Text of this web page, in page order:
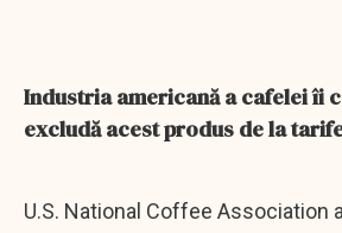
Industria americană a cafelei îi
excludă acest produs de la
U.S. National Coffee Association